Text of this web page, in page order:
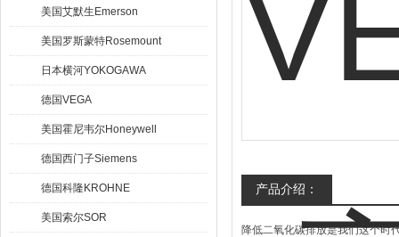
美国艾默生Emerson
美国罗斯蒙特Rosemount
日本横河YOKOGAWA
德国VEGA
美国霍尼韦尔Honeywell
德国西门子Siemens
德国科隆KROHNE
美国索尔SOR
产品介绍：
降低二氧化碳排放是我们这个时